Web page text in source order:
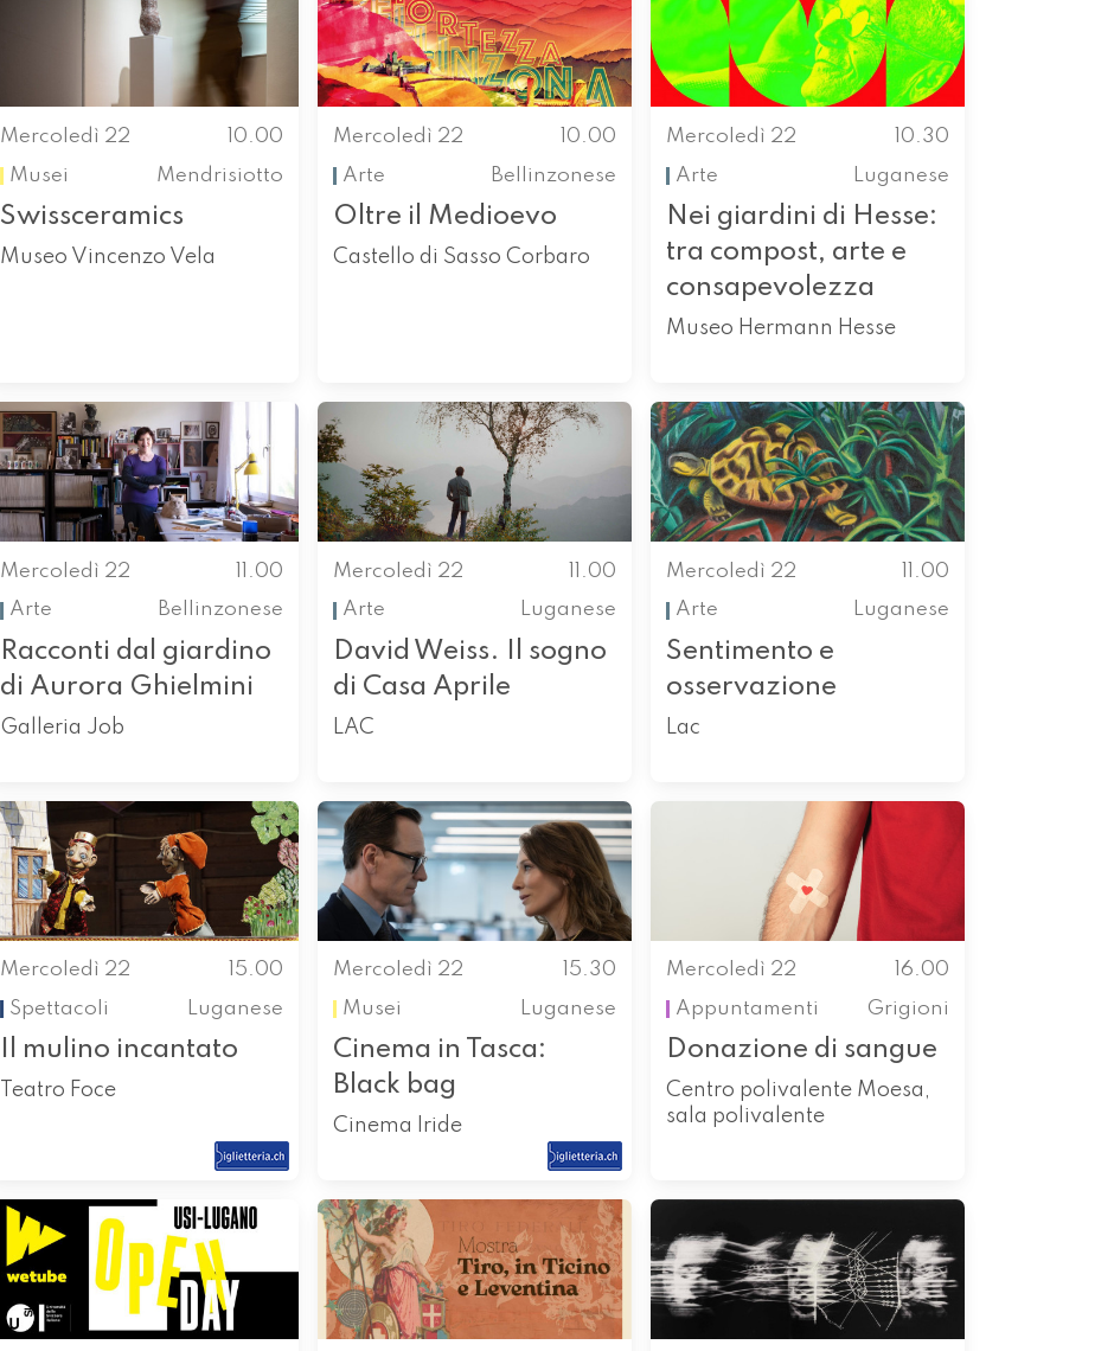
Mercoledì 22
10.00
Musei
Mendrisiotto
Swissceramics
Museo Vincenzo Vela
Mercoledì 22
10.00
Arte
Bellinzonese
Oltre il Medioevo
Castello di Sasso Corbaro
Mercoledì 22
10.30
Arte
Luganese
Nei giardini di Hesse:
tra compost, arte e
consapevolezza
Museo Hermann Hesse
Mercoledì 22
11.00
Arte
Bellinzonese
Racconti dal giardino
di Aurora Ghielmini
Galleria Job
Mercoledì 22
11.00
Arte
Luganese
David Weiss. Il sogno
di Casa Aprile
LAC
Mercoledì 22
11.00
Arte
Luganese
Sentimento e
osservazione
Lac
Mercoledì 22
15.00
Spettacoli
Luganese
Il mulino incantato
Teatro Foce
Mercoledì 22
15.30
Musei
Luganese
Cinema in Tasca:
Black bag
Cinema Iride
Mercoledì 22
16.00
Appuntamenti
Grigioni
Donazione di sangue
Centro polivalente Moesa,
sala polivalente